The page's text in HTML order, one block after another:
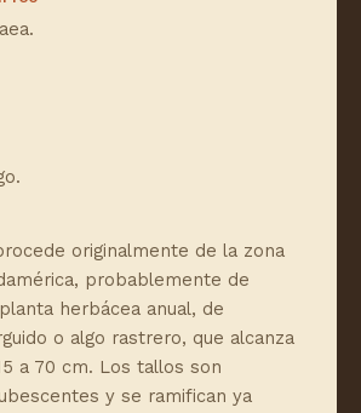
originalmente de la zona
probablemente de
herbácea anual, de
o algo rastrero, que alcanza
a 70 cm. Los tallos son
y se ramifican ya